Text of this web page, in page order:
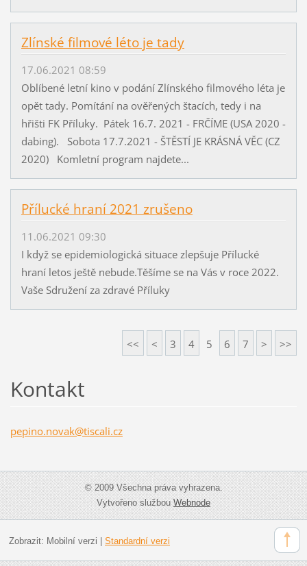
Zlínské filmové léto je tady
17.06.2021 08:59
Oblíbené letní kino v podání Zlínského filmového léta je
opět tady. Pomítání na ověřených štacích, tedy i na
hřišti FK Příluky. Pátek 16.7. 2021 - FRČÍME (USA 2020 -
dabing). Sobota 17.7.2021 - ŠTĚSTÍ JE KRÁSNÁ VĚC (CZ
2020) Komletní program najdete...
Přílucké hraní 2021 zrušeno
11.06.2021 09:30
I když se epidemiologická situace zlepšuje Přílucké
hraní letos ještě nebude.Těšíme se na Vás v roce 2022.
Vaše Sdružení za zdravé Příluky
<< < 3 4 5 6 7 > >>
Kontakt
pepino.novak@tiscali.cz
© 2009 Všechna práva vyhrazena.
Vytvořeno službouWebnode
Zobrazit: Mobilní verzi | Standardní verzi